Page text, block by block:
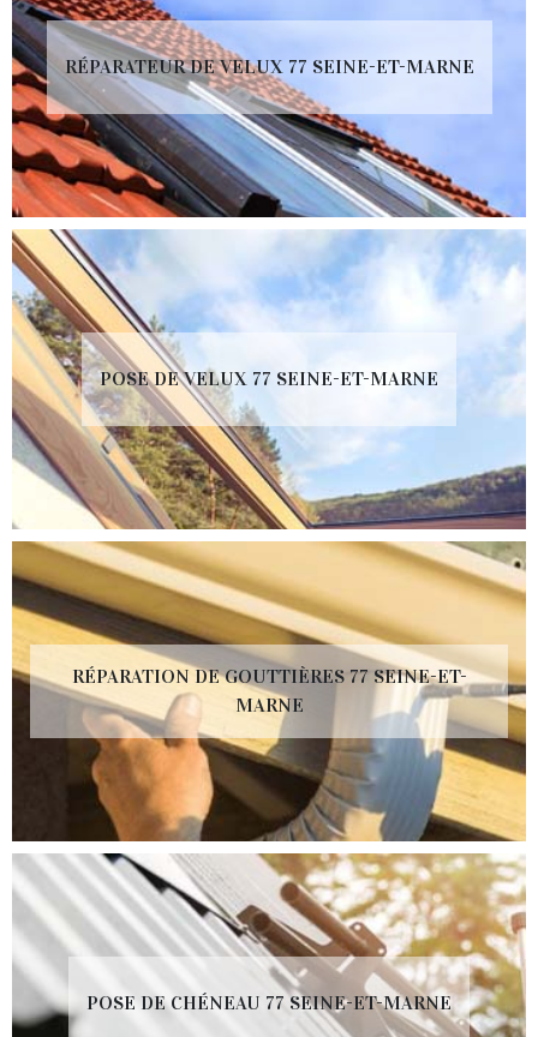
RÉPARATEUR DE VELUX 77 SEINE-ET-MARNE
POSE DE VELUX 77 SEINE-ET-MARNE
RÉPARATION DE GOUTTIÈRES 77 SEINE-ET-
MARNE
POSE DE CHÉNEAU 77 SEINE-ET-MARNE